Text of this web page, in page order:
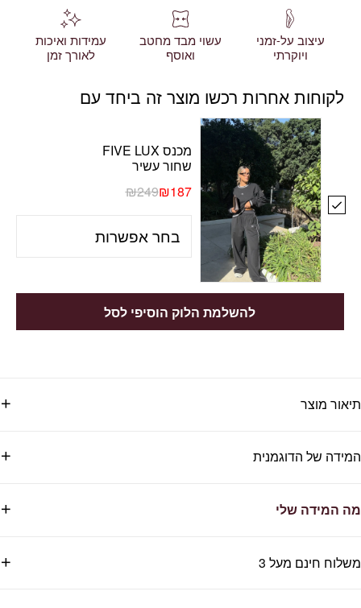
עיצוב על-זמני
ויוקרתי
עשוי מבד מחטב
ואוסף
עמידות ואיכות
לאורך זמן
לקוחות אחרות רכשו מוצר זה ביחד עם
מכנס FIVE LUX
שחור עשיר
₪249₪187
להשלמת הלוק הוסיפי לסל
תיאור מוצר
המידה של הדוגמנית
מה המידה שלי
משלוח חינם מעל 3